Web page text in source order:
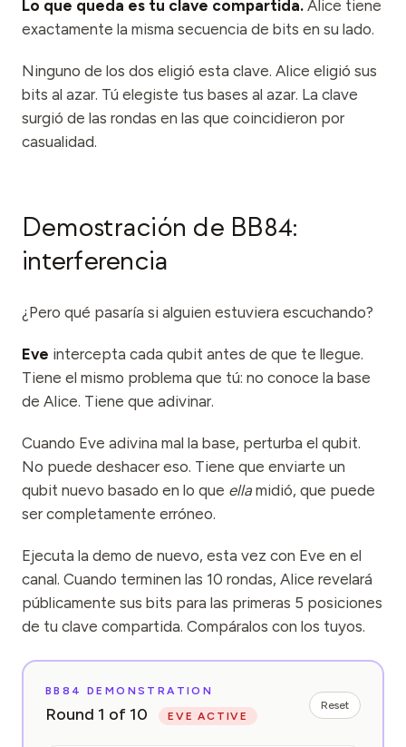
Lo que queda es tu clave compartida. Alice tiene
exactamente la misma secuencia de bits en su lado.
Ninguno de los dos eligió esta clave. Alice eligió sus
bits al azar. Tú elegiste tus bases al azar. La clave
surgió de las rondas en las que coincidieron por
casualidad.
Demostración de BB84:
interferencia
¿Pero qué pasaría si alguien estuviera escuchando?
Eve intercepta cada qubit antes de que te llegue.
Tiene el mismo problema que tú: no conoce la base
de Alice. Tiene que adivinar.
Cuando Eve adivina mal la base, perturba el qubit.
No puede deshacer eso. Tiene que enviarte un
qubit nuevo basado en lo que ella midió, que puede
ser completamente erróneo.
Ejecuta la demo de nuevo, esta vez con Eve en el
canal. Cuando terminen las 10 rondas, Alice revelará
públicamente sus bits para las primeras 5 posiciones
de tu clave compartida. Compáralos con los tuyos.
BB84 DEMONSTRATION
Round 1 of 10 EVE ACTIVE
Reset